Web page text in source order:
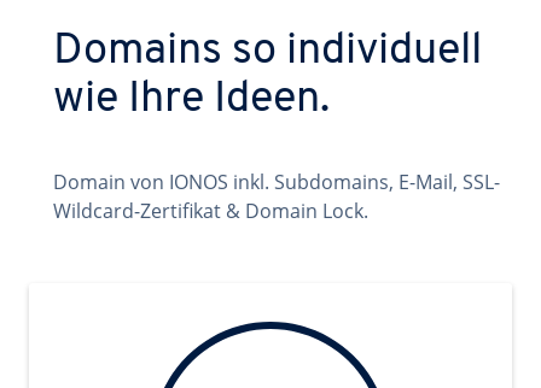
Domains so individuell
wie Ihre Ideen.
Domain von IONOS inkl. Subdomains, E-Mail, SSL-
Wildcard-Zertifikat & Domain Lock.